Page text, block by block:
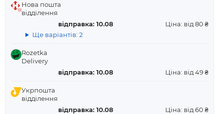
Нова пошта
відділення
відправка: 10.08
Ціна: від 80 ₴
Ще варіантів: 2
Rozetka
Delivery
відправка: 10.08
Ціна: від 49 ₴
Укрпошта
відділення
відправка: 10.08
Ціна: від 60 ₴